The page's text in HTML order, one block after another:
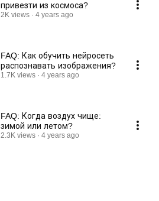
привезти из космоса?
2K views 4 years ago
FAQ: Как обучить нейросеть
распознавать изображения?
1.7K views 4 years ago
FAQ: Когда воздух чище:
зимой или летом?
2.3K views 4 years ago